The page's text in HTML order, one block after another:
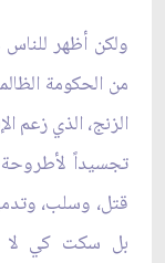
ولكن أظهر
من الحكومة
الزنج، الذي زعم
تجسيداً لأطروحة
قتل، وسلب،
بل سكت كي لا